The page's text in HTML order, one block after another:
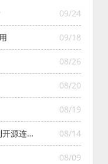
09/24
09/18
08/26
08/20
08/19
08/14
源连接
08/09